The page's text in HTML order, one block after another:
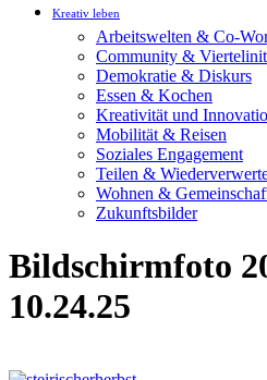
Kreativ leben
Arbeitswelten & Co-
Community &
Demokratie & Diskurs
Essen & Kochen
Kreativität und
Mobilität & Reisen
Soziales Engagement
Teilen &
Wohnen &
Zukunftsbilder
Bildschirmfoto
10.24.25